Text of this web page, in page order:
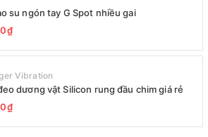
su ngón tay G Spot nhiều gai
Vibration
dương vật Silicon rung đầu chim giá rẻ